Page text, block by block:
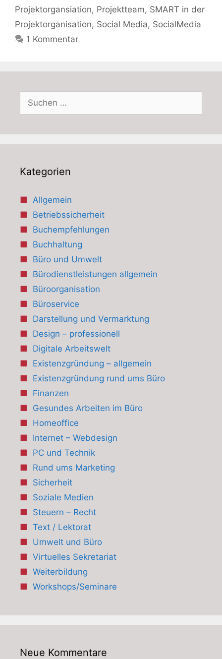
Projektorgansiation, Projektteam, SMART in der
Projektorganisation, Social Media, SocialMedia
1 Kommentar
nach:
Kategorien
Allgemein
Betriebssicherheit
Buchempfehlungen
Buchhaltung
Büro und Umwelt
Bürodienstleistungen allgemein
Büroorganisation
Büroservice
Darstellung und Vermarktung
Design – professionell
Digitale Arbeitswelt
Existenzgründung – allgemein
Existenzgründung rund ums Büro
Finanzen
Gesundes Arbeiten im Büro
Homeoffice
Internet – Webdesign
PC und Technik
Rund ums Marketing
Sicherheit
Soziale Medien
Steuern – Recht
Text / Lektorat
Umwelt und Büro
Virtuelles Sekretariat
Weiterbildung
Workshops/Seminare
Neue Kommentare